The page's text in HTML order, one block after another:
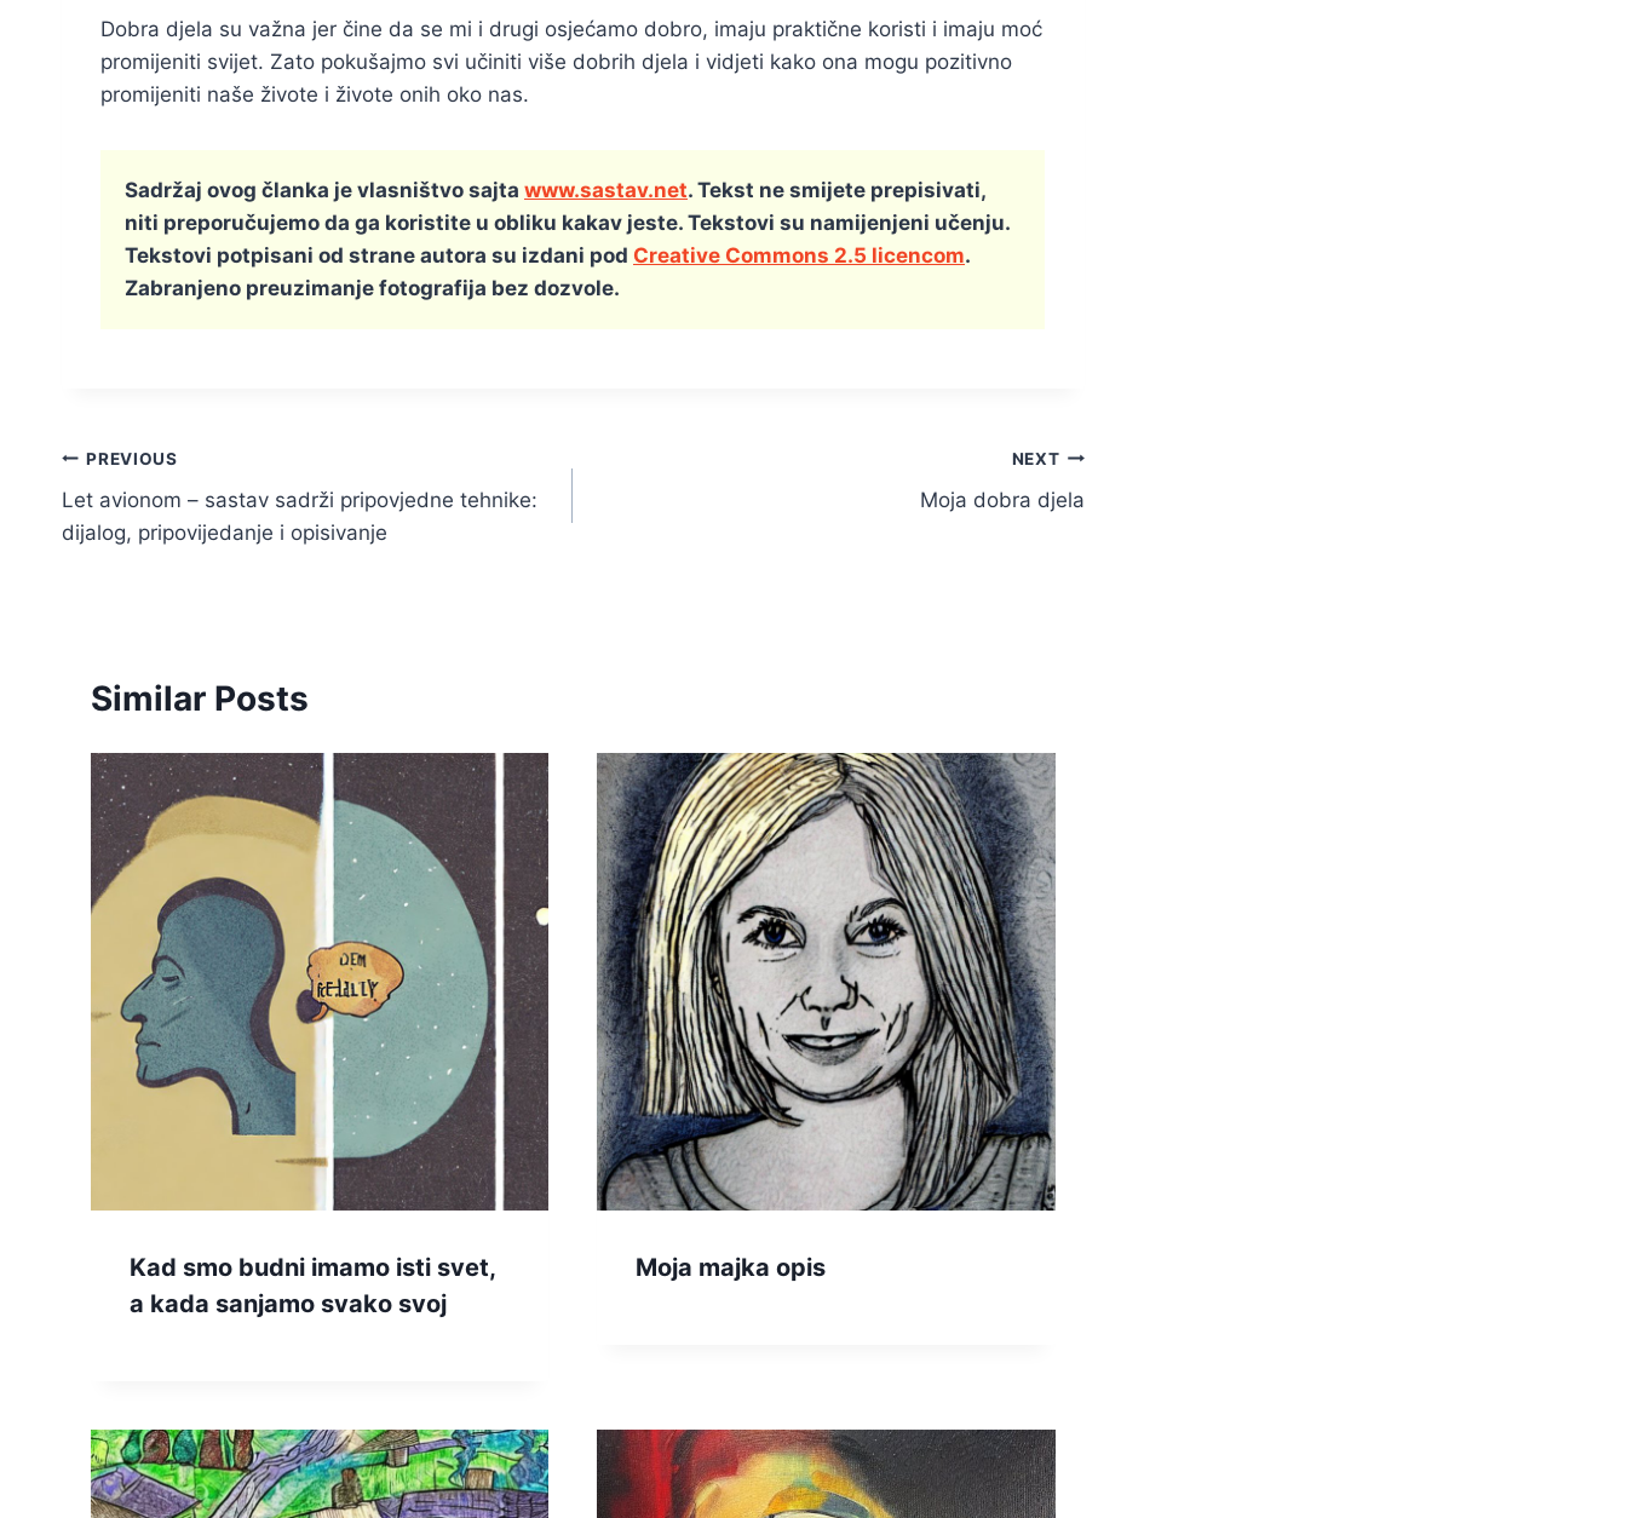
Dobra djela su važna jer čine da se mi i drugi osjećamo dobro, imaju praktične koristi i imaju moć
promijeniti svijet. Zato pokušajmo svi učiniti više dobrih djela i vidjeti kako ona mogu pozitivno
promijeniti naše živote i živote onih oko nas.
Sadržaj ovog članka je vlasništvo sajta www.sastav.net. Tekst ne smijete prepisivati,
niti preporučujemo da ga koristite u obliku kakav jeste. Tekstovi su namijenjeni učenju.
Tekstovi potpisani od strane autora su izdani pod Creative Commons 2.5 licencom.
Zabranjeno preuzimanje fotografija bez dozvole.
Kretanje
članka
PREVIOUS
Let avionom – sastav sadrži pripovjedne tehnike:
dijalog, pripovijedanje i opisivanje
NEXT
Moja dobra djela
Similar Posts
Kad smo budni imamo isti svet,
a kada sanjamo svako svoj
Moja majka opis